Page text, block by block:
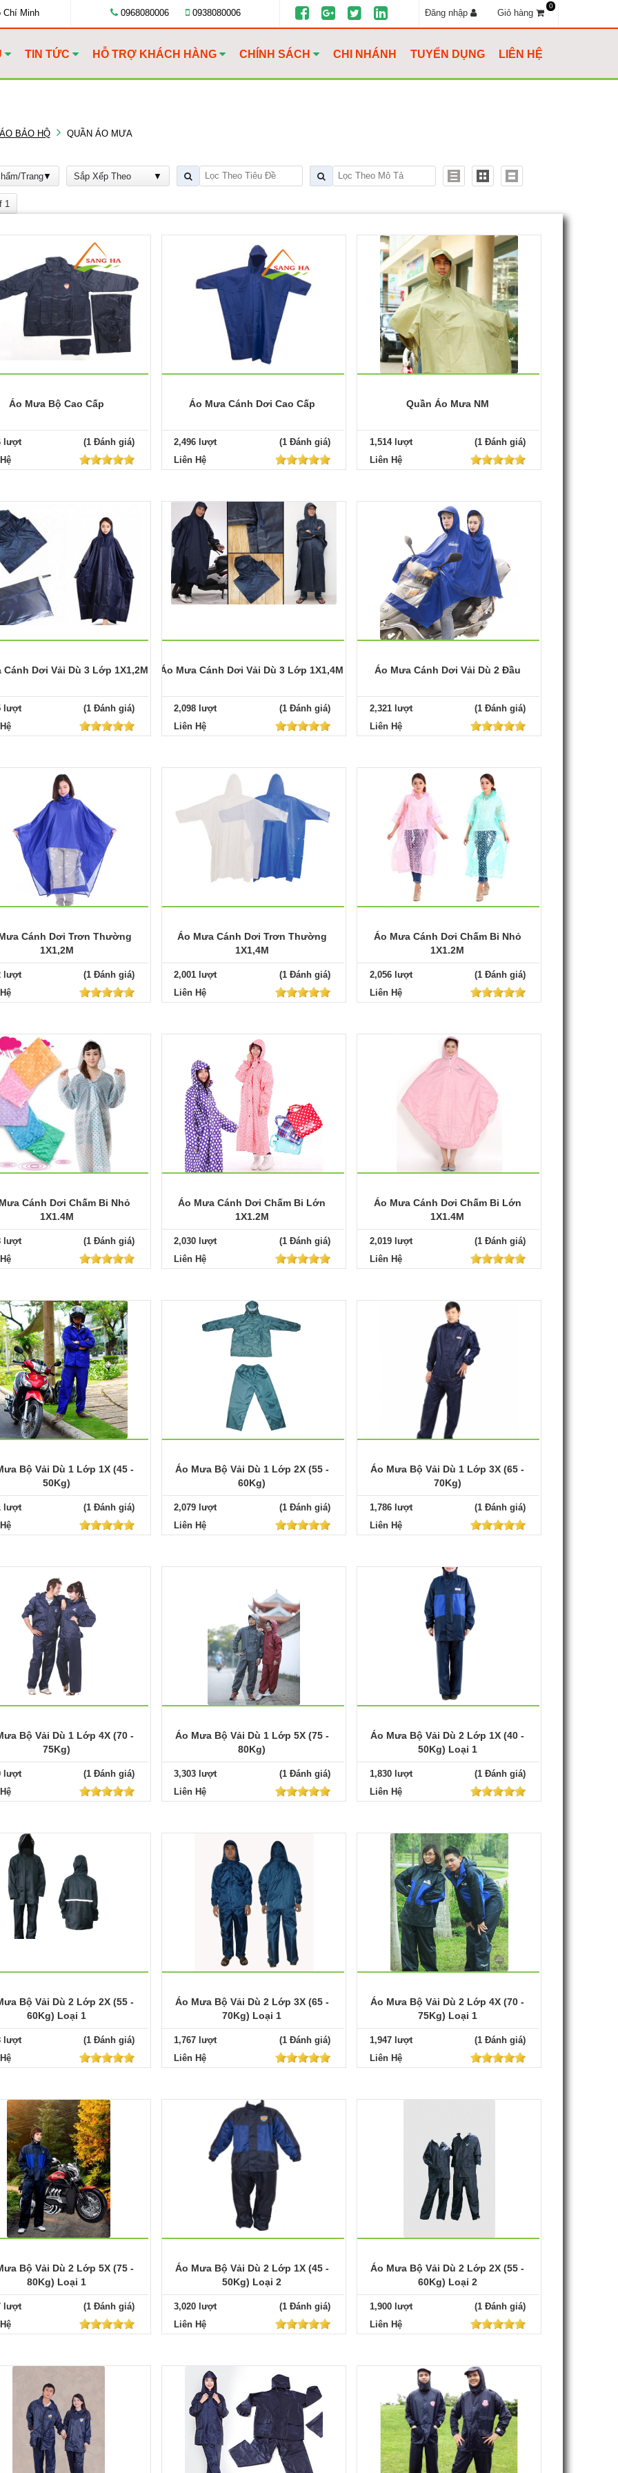
Chí Minh 0968080006 0938080006 Đăng nhập Giỏ hàng
0
TIN TỨC HỖ TRỢ KHÁCH HÀNG CHÍNH SÁCH CHI NHÁNH TUYỂN DỤNG LIÊN HỆ
BẢO HỘ QUẦN ÁO MƯA
Trang Sắp Xếp Theo
1
Áo Mưa Bộ Cao Cấp
lượt
(1 Đánh giá)
Áo Mưa Cánh Dơi Cao Cấp
2,496 lượt
(1 Đánh giá)
Liên Hệ
Quần Áo Mưa NM
1,514 lượt
(1 Đánh giá)
Liên Hệ
Cánh Dơi Vải Dù 3 Lớp 1X1,2M
lượt
(1 Đánh giá)
Áo Mưa Cánh Dơi Vải Dù 3 Lớp 1X1,4M
2,098 lượt
(1 Đánh giá)
Liên Hệ
Áo Mưa Cánh Dơi Vải Dù 2 Đầu
2,321 lượt
(1 Đánh giá)
Liên Hệ
Cánh Dơi Trơn Thường
1X1,2M
lượt
(1 Đánh giá)
Áo Mưa Cánh Dơi Trơn Thường
1X1,4M
2,001 lượt
(1 Đánh giá)
Liên Hệ
Áo Mưa Cánh Dơi Chấm Bi Nhỏ
1X1.2M
2,056 lượt
(1 Đánh giá)
Liên Hệ
Cánh Dơi Chấm Bi Nhỏ
1X1.4M
lượt
(1 Đánh giá)
Áo Mưa Cánh Dơi Chấm Bi Lớn
1X1.2M
2,030 lượt
(1 Đánh giá)
Liên Hệ
Áo Mưa Cánh Dơi Chấm Bi Lớn
1X1.4M
2,019 lượt
(1 Đánh giá)
Liên Hệ
Bộ Vải Dù 1 Lớp 1X (45 -
50Kg)
lượt
(1 Đánh giá)
Áo Mưa Bộ Vải Dù 1 Lớp 2X (55 -
60Kg)
2,079 lượt
(1 Đánh giá)
Liên Hệ
Áo Mưa Bộ Vải Dù 1 Lớp 3X (65 -
70Kg)
1,786 lượt
(1 Đánh giá)
Liên Hệ
Bộ Vải Dù 1 Lớp 4X (70 -
75Kg)
lượt
(1 Đánh giá)
Áo Mưa Bộ Vải Dù 1 Lớp 5X (75 -
80Kg)
3,303 lượt
(1 Đánh giá)
Liên Hệ
Áo Mưa Bộ Vải Dù 2 Lớp 1X (40 -
50Kg) Loại 1
1,830 lượt
(1 Đánh giá)
Liên Hệ
Bộ Vải Dù 2 Lớp 2X (55 -
60Kg) Loại 1
lượt
(1 Đánh giá)
Áo Mưa Bộ Vải Dù 2 Lớp 3X (65 -
70Kg) Loại 1
1,767 lượt
(1 Đánh giá)
Liên Hệ
Áo Mưa Bộ Vải Dù 2 Lớp 4X (70 -
75Kg) Loại 1
1,947 lượt
(1 Đánh giá)
Liên Hệ
Bộ Vải Dù 2 Lớp 5X (75 -
80Kg) Loại 1
lượt
(1 Đánh giá)
Áo Mưa Bộ Vải Dù 2 Lớp 1X (45 -
50Kg) Loại 2
3,020 lượt
(1 Đánh giá)
Liên Hệ
Áo Mưa Bộ Vải Dù 2 Lớp 2X (55 -
60Kg) Loại 2
1,900 lượt
(1 Đánh giá)
Liên Hệ